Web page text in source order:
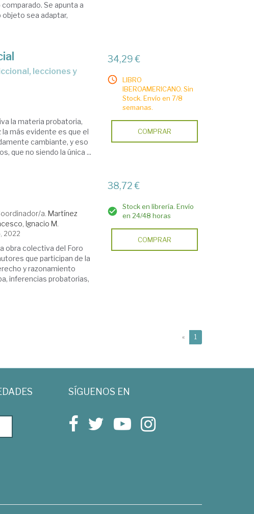
Se apunta a
sea adaptar,
la materia probatoria,
más evidente es que el
cambiante, y eso
que no siendo la única ...
34,29 €
LIBRO
IBEROAMERICANO. Sin
Stock. Envío en 7/8
semanas.
COMPRAR
a. Martínez
Ignacio M.
2022
obra colectiva del Foro
que participan de la
y razonamiento
inferencias probatorias,
38,72 €
Stock en librería. Envío
en 24/48 horas
COMPRAR
« 1
SÍGUENOS EN